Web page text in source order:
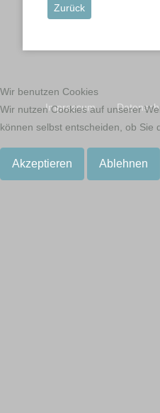
Vorheriger Beitrag: OSI
Zurück
Impressum
Wir benutzen Cookies
Wir nutzen Cookies auf unserer
können selbst entscheiden, ob Sie
Akzeptieren Ablehnen